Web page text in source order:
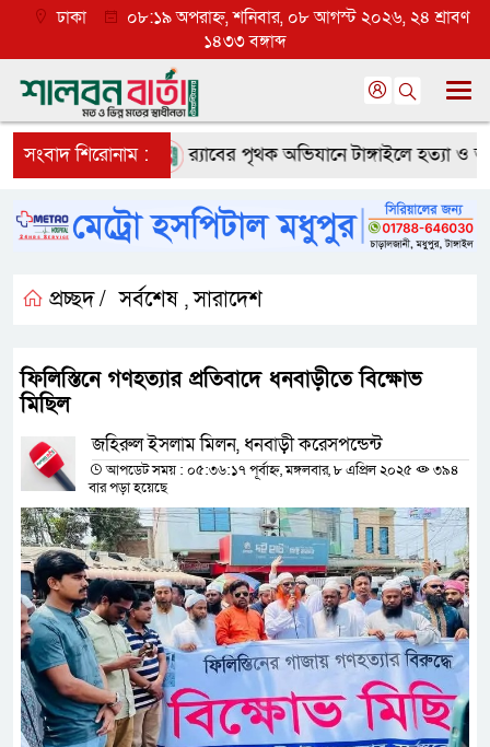
ঢাকা
০৮:১৯ অপরাহ্ন, শনিবার, ০৮ আগস্ট ২০২৬, ২৪ শ্রাবণ
১৪৩৩ বঙ্গাব্দ
সংবাদ শিরোনাম :
ব্যাপক প্রত্যাশা র‌্যাবের পৃথক অভিযানে টাঙ্গাইলে হত্যা ও
প্রচ্ছদ / সর্বশেষ ,সারাদেশ
ফিলিস্তিনে গণহত্যার প্রতিবাদে ধনবাড়ীতে বিক্ষোভ
মিছিল
জহিরুল ইসলাম মিলন, ধনবাড়ী করেসপন্ডেন্ট
আপডেট সময় : ০৫:৩৬:১৭ পূর্বাহ্ন, মঙ্গলবার, ৮ এপ্রিল ২০২৫
৩৯৪
বার পড়া হয়েছে